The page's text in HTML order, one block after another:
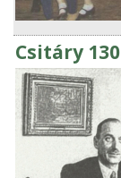
Csitáry 130